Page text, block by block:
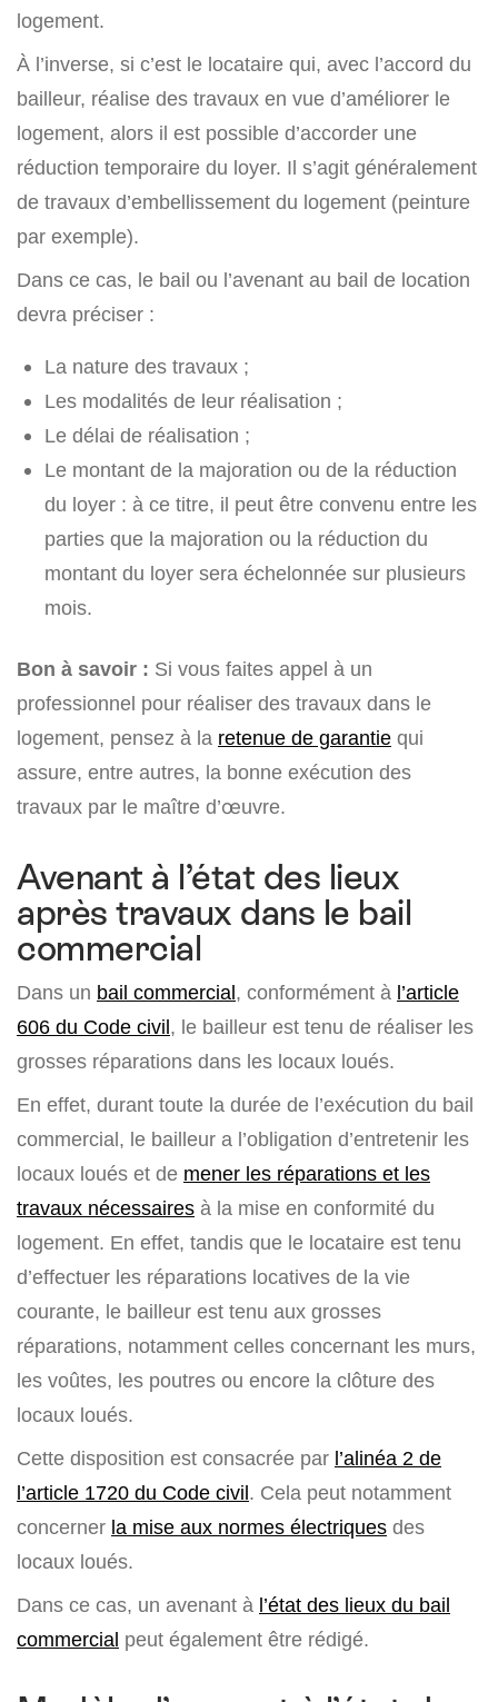
logement.
À l’inverse, si c’est le locataire qui, avec l’accord du
bailleur, réalise des travaux en vue d’améliorer le
logement, alors il est possible d’accorder une
réduction temporaire du loyer. Il s’agit généralement
de travaux d’embellissement du logement (peinture
par exemple).
Dans ce cas, le bail ou l’avenant au bail de location
devra préciser :
La nature des travaux ;
Les modalités de leur réalisation ;
Le délai de réalisation ;
Le montant de la majoration ou de la réduction
du loyer : à ce titre, il peut être convenu entre les
parties que la majoration ou la réduction du
montant du loyer sera échelonnée sur plusieurs
mois.
Bon à savoir : Si vous faites appel à un
professionnel pour réaliser des travaux dans le
logement, pensez à la retenue de garantie qui
assure, entre autres, la bonne exécution des
travaux par le maître d’œuvre.
Avenant à l’état des lieux
après travaux dans le bail
commercial
Dans un bail commercial, conformément à l’article
606 du Code civil, le bailleur est tenu de réaliser les
grosses réparations dans les locaux loués.
En effet, durant toute la durée de l’exécution du bail
commercial, le bailleur a l’obligation d’entretenir les
locaux loués et de mener les réparations et les
travaux nécessaires à la mise en conformité du
logement. En effet, tandis que le locataire est tenu
d’effectuer les réparations locatives de la vie
courante, le bailleur est tenu aux grosses
réparations, notamment celles concernant les murs,
les voûtes, les poutres ou encore la clôture des
locaux loués.
Cette disposition est consacrée par l’alinéa 2 de
l’article 1720 du Code civil. Cela peut notamment
concerner la mise aux normes électriques des
locaux loués.
Dans ce cas, un avenant à l’état des lieux du bail
commercial peut également être rédigé.